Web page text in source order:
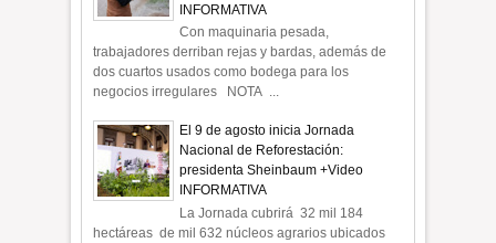
INFORMATIVA
Con maquinaria pesada,
trabajadores derriban rejas y bardas, además de
dos cuartos usados como bodega para los
negocios irregulares NOTA ...
El 9 de agosto inicia Jornada
Nacional de Reforestación:
presidenta Sheinbaum +Video
INFORMATIVA
La Jornada cubrirá 32 mil 184
hectáreas de mil 632 núcleos agrarios ubicados